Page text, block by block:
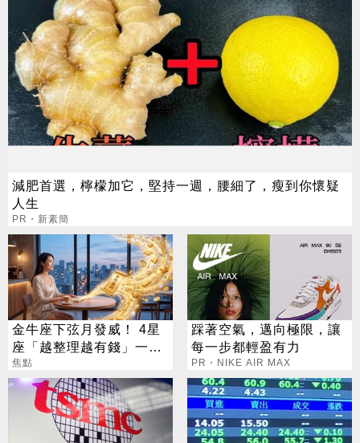
減肥首選，檸檬加它，堅持一週，腰細了，瘦到你懷疑
人生
PR・新素簡
金牛座下弦月發威！ 4星
座「越整理越有錢」一路
旺運到10月
焦點
踩著空氣，邁向極限，讓
每一步都輕盈有力
PR・NIKE AIR MAX